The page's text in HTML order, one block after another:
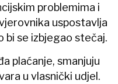
problemima i
uspostavlja
se izbjegao stečaj.
plaćanje, smanjuju
u vlasnički udjel.